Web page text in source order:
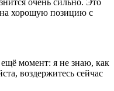
очень сильно. Это
на хорошую позицию с
момент: я не знаю, как
воздержитесь сейчас